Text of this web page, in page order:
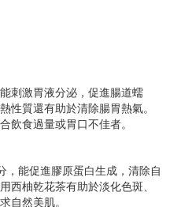
刺激胃液分泌，促進腸道蠕
性質還有助於清除腸胃熱氣。
飲食過量或胃口不佳者。
，能促進膠原蛋白生成，清除自
西柚乾花茶有助於淡化色斑、
自然美肌。